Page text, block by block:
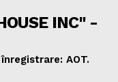
INC" -
AOT.